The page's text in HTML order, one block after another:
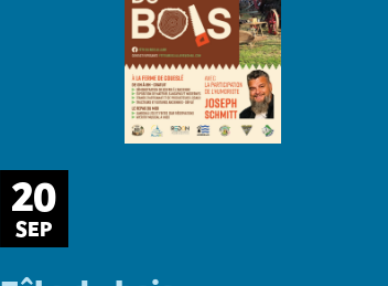
20
SEP